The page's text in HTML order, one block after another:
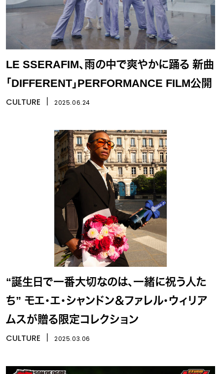
LE SSERAFIM、雨の中で爽やかに踊る 新曲
「DIFFERENT」PERFORMANCE FILM公開
CULTURE 2025.06.24
“誕生日で一番大切なのは、一緒に祝う人た
ち” モエ・エ・シャンドン＆ファレル・ウィリア
ムスが贈る限定コレクション
CULTURE 2025.03.06